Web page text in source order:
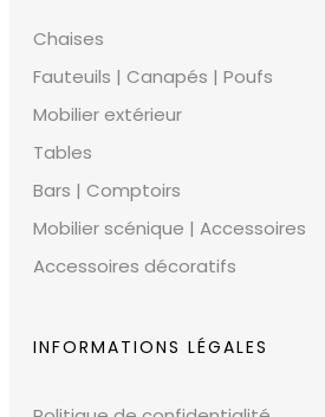
Chaises
Fauteuils | Canapés | Poufs
Mobilier extérieur
Tables
Bars | Comptoirs
Mobilier scénique | Accessoires
Accessoires décoratifs
INFORMATIONS LÉGALES